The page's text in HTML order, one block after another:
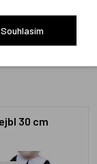
30 cm
Souhlasím